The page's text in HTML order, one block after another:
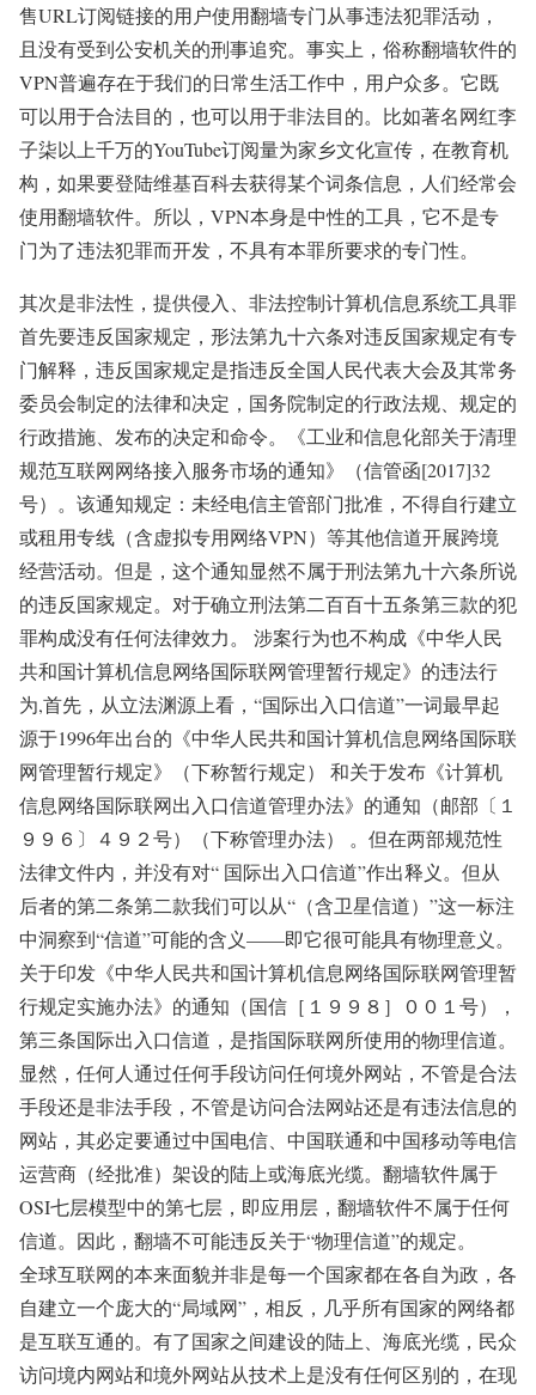
售URL订阅链接的用户使用翻墙专门从事违法犯罪活动，
且没有受到公安机关的刑事追究。事实上，俗称翻墙软件的
VPN普遍存在于我们的日常生活工作中，用户众多。它既
可以用于合法目的，也可以用于非法目的。比如著名网红李
子柒以上千万的YouTube订阅量为家乡文化宣传，在教育机
构，如果要登陆维基百科去获得某个词条信息，人们经常会
使用翻墙软件。所以，VPN本身是中性的工具，它不是专
门为了违法犯罪而开发，不具有本罪所要求的专门性。
其次是非法性，提供侵入、非法控制计算机信息系统工具罪
首先要违反国家规定，形法第九十六条对违反国家规定有专
门解释，违反国家规定是指违反全国人民代表大会及其常务
委员会制定的法律和决定，国务院制定的行政法规、规定的
行政措施、发布的决定和命令。《工业和信息化部关于清理
规范互联网网络接入服务市场的通知》（信管函[2017]32
号）。该通知规定：未经电信主管部门批准，不得自行建立
或租用专线（含虚拟专用网络VPN）等其他信道开展跨境
经营活动。但是，这个通知显然不属于刑法第九十六条所说
的违反国家规定。对于确立刑法第二百百十五条第三款的犯
罪构成没有任何法律效力。 涉案行为也不构成《中华人民
共和国计算机信息网络国际联网管理暂行规定》的违法行
为,首先，从立法渊源上看，“国际出入口信道”一词最早起
源于1996年出台的《中华人民共和国计算机信息网络国际联
网管理暂行规定》（下称暂行规定） 和关于发布《计算机
信息网络国际联网出入口信道管理办法》的通知（邮部〔１
９９６〕４９２号）（下称管理办法） 。但在两部规范性
法律文件内，并没有对“ 国际出入口信道”作出释义。但从
后者的第二条第二款我们可以从“（含卫星信道）”这一标注
中洞察到“信道”可能的含义——即它很可能具有物理意义。
关于印发《中华人民共和国计算机信息网络国际联网管理暂
行规定实施办法》的通知（国信［１９９８］００１号），
第三条国际出入口信道，是指国际联网所使用的物理信道。
显然，任何人通过任何手段访问任何境外网站，不管是合法
手段还是非法手段，不管是访问合法网站还是有违法信息的
网站，其必定要通过中国电信、中国联通和中国移动等电信
运营商（经批准）架设的陆上或海底光缆。翻墙软件属于
OSI七层模型中的第七层，即应用层，翻墙软件不属于任何
信道。因此，翻墙不可能违反关于“物理信道”的规定。
全球互联网的本来面貌并非是每一个国家都在各自为政，各
自建立一个庞大的“局域网”，相反，几乎所有国家的网络都
是互联互通的。有了国家之间建设的陆上、海底光缆，民众
访问境内网站和境外网站从技术上是没有任何区别的，在现